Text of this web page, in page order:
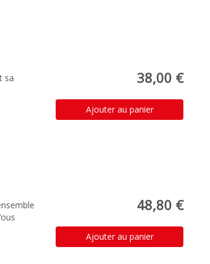
sa
38,00 €
Ajouter au panier
48,80 €
Ajouter au panier